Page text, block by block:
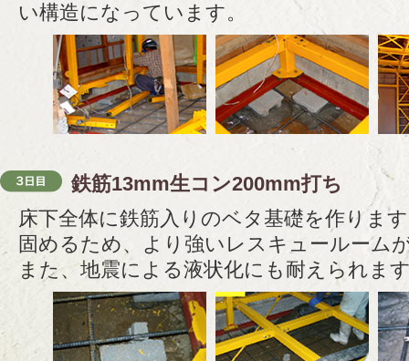
い構造になっています。
鉄筋13mm生コン200mm打ち
床下全体に鉄筋入りのベタ基礎を作りま
固めるため、より強いレスキュールーム
また、地震による液状化にも耐えられま